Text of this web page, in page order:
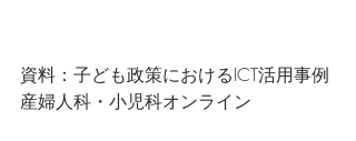
資料：子ども政策におけるICT活用事例
産婦人科・小児科オンライン